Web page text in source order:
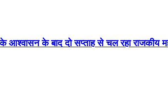
के आश्वासन के बाद दो सप्ताह से चल रहा राजकीय